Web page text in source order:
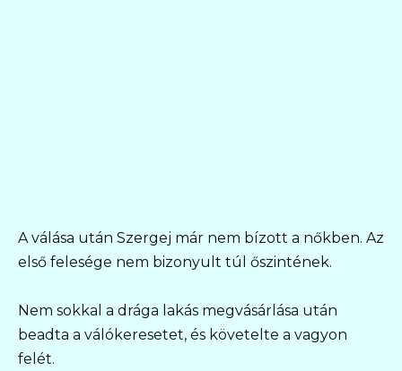
A válása után Szergej már nem bízott a nőkben. Az
első felesége nem bizonyult túl őszintének.
Nem sokkal a drága lakás megvásárlása után
beadta a válókeresetet, és követelte a vagyon
felét.